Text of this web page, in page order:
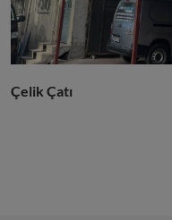
Ferforje